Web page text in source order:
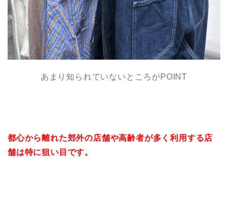
あまり知られていないところがPOINT
都心から離れた郊外の店舗や高齢者が多く利用する店
舗は特に狙い目です。